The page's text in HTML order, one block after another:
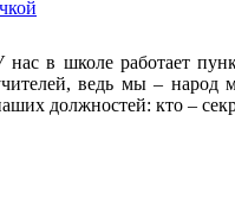
нас в школе работает
ведь мы – народ
должностей: кто –